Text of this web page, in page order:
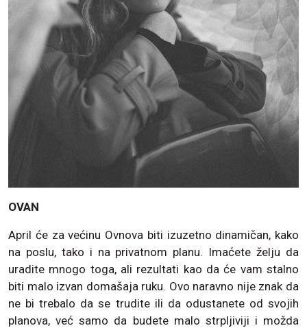
OVAN
April će za većinu Ovnova biti izuzetno dinamičan, kako
na poslu, tako i na privatnom planu. Imaćete želju da
uradite mnogo toga, ali rezultati kao da će vam stalno
biti malo izvan domašaja ruku. Ovo naravno nije znak da
ne bi trebalo da se trudite ili da odustanete od svojih
planova, već samo da budete malo strpljiviji i možda